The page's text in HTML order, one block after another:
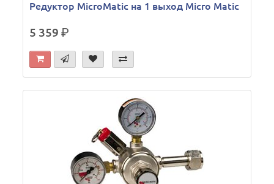
Редуктор MicroMatic на 1 выход Micro Matic
5 359р.